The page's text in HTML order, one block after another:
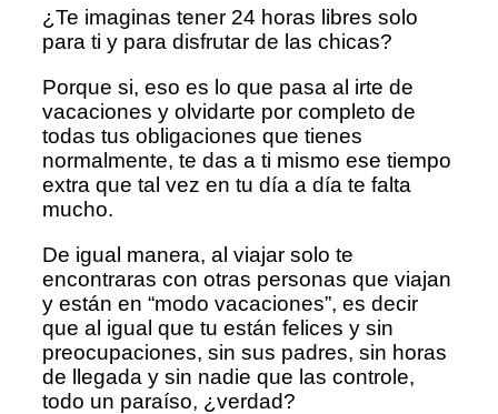
¿Te imaginas tener 24 horas libres solo
para ti y para disfrutar de las chicas?
Porque si, eso es lo que pasa al irte de
vacaciones y olvidarte por completo de
todas tus obligaciones que tienes
normalmente, te das a ti mismo ese tiempo
extra que tal vez en tu día a día te falta
mucho.
De igual manera, al viajar solo te
encontraras con otras personas que viajan
y están en “modo vacaciones”, es decir
que al igual que tu están felices y sin
preocupaciones, sin sus padres, sin horas
de llegada y sin nadie que las controle,
todo un paraíso, ¿verdad?